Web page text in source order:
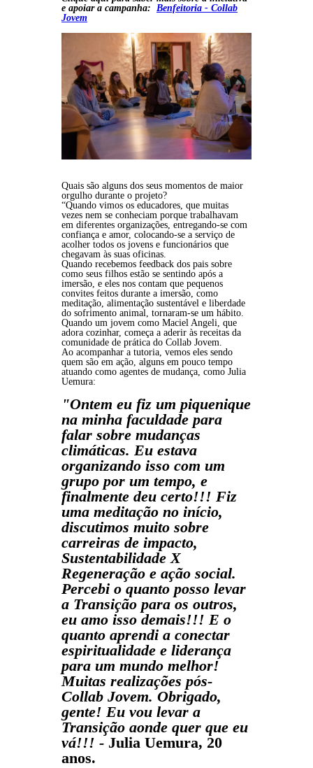
e apoiar a campanha: Benfeitoria - Collab
Jovem
Quais são alguns dos seus momentos de maior
orgulho durante o projeto?
“Quando vimos os educadores, que muitas
vezes nem se conheciam porque trabalhavam
em diferentes organizações, entregando-se com
confiança e amor, colocando-se a serviço de
acolher todos os jovens e funcionários que
chegavam às suas oficinas.
Quando recebemos feedback dos pais sobre
como seus filhos estão se sentindo após a
imersão, e eles nos contam que pequenos
convites feitos durante a imersão, como
meditação, alimentação sustentável e liberdade
do sofrimento animal, tornaram-se um hábito.
Quando um jovem como Maciel Angeli, que
adora cozinhar, começa a aderir às receitas da
comunidade de prática do Collab Jovem.
Ao acompanhar a tutoria, vemos eles sendo
quem são em ação, alguns em pouco tempo
atuando como agentes de mudança, como Julia
Uemura:
"Ontem eu fiz um piquenique
na minha faculdade para
falar sobre mudanças
climáticas. Eu estava
organizando isso com um
grupo por um tempo, e
finalmente deu certo!!! Fiz
uma meditação no início,
discutimos muito sobre
carreiras de impacto,
Sustentabilidade X
Regeneração e ação social.
Percebi o quanto posso levar
a Transição para os outros,
eu amo isso demais!!! E o
quanto aprendi a conectar
espiritualidade e liderança
para um mundo melhor!
Muitas realizações pós-
Collab Jovem. Obrigado,
gente! Eu vou levar a
Transição aonde quer que eu
vá!!! - Julia Uemura, 20
anos.